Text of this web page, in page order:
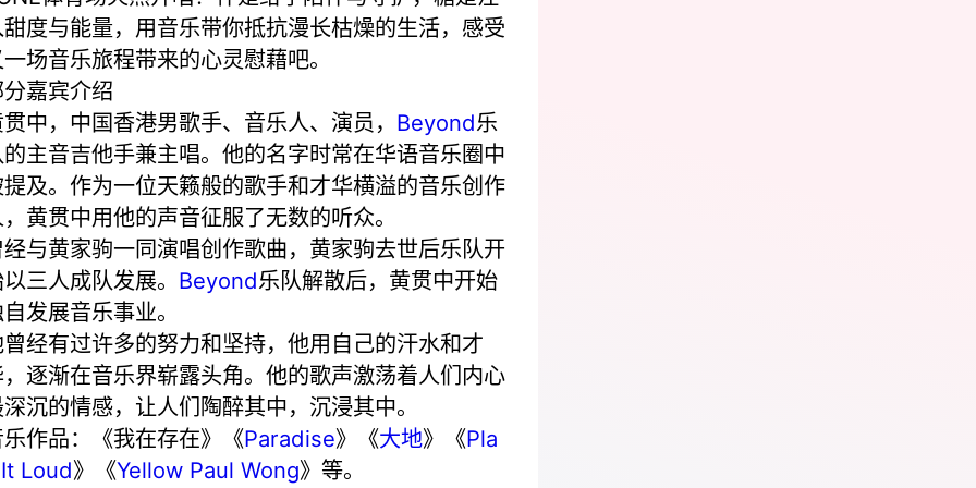
度与能量，用音乐带你抵抗漫长枯燥的生活，感受
场音乐旅程带来的心灵慰藉吧。
嘉宾介绍
中，中国香港男歌手、音乐人、演员， Beyond乐
主音吉他手兼主唱。他的名字时常在华语音乐圈中
及。作为一位天籁般的歌手和才华横溢的音乐创作
黄贯中用他的声音征服了无数的听众。
与黄家驹一同演唱创作歌曲，黄家驹去世后乐队开
三人成队发展。 Beyond乐队解散后，黄贯中开始
发展音乐事业。
经有过许多的努力和坚持，他用自己的汗水和才
逐渐在音乐界崭露头角。他的歌声激荡着人们内心
沉的情感，让人们陶醉其中，沉浸其中。
作品：《我在存在》《Paradise》《大地》《Pla
Loud》《Yellow Paul Wong》等。